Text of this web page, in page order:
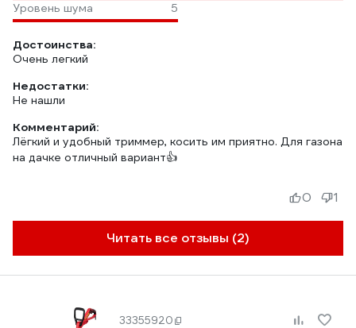
Уровень шума
5
Достоинства:
Очень легкий
Недостатки:
Не нашли
Комментарий:
Лёгкий и удобный триммер, косить им приятно. Для газона
на дачке отличный вариант👍
Читать все отзывы (2)
0 1
33355920